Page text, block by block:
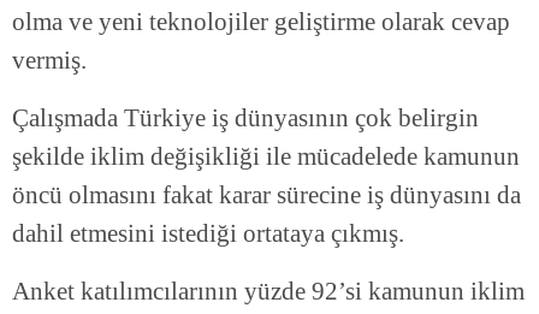
olma ve yeni teknolojiler geliştirme olarak cevap
vermiş.
Çalışmada Türkiye iş dünyasının çok belirgin
şekilde iklim değişikliği ile mücadelede kamunun
öncü olmasını fakat karar sürecine iş dünyasını da
dahil etmesini istediği ortataya çıkmış.
Anket katılımcılarının yüzde 92’si kamunun iklim